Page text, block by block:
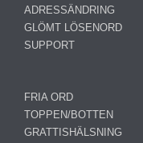
ADRESSÄNDRING
GLÖMT LÖSENORD
SUPPORT
FRIA ORD
TOPPEN/BOTTEN
GRATTISHÄLSNING